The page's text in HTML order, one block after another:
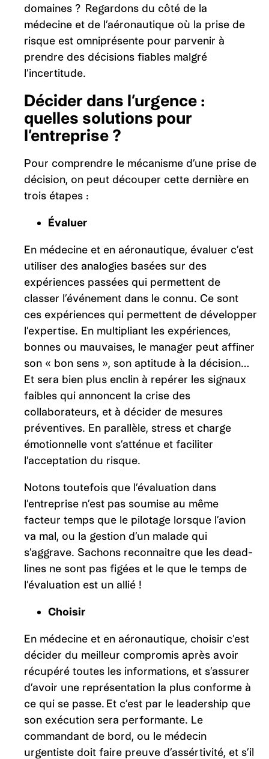
domaines ? Regardons du côté de la
médecine et de l’aéronautique où la prise de
risque est omniprésente pour parvenir à
prendre des décisions fiables malgré
l’incertitude.
Décider dans l’urgence :
quelles solutions pour
l’entreprise ?
Pour comprendre le mécanisme d’une prise de
décision, on peut découper cette dernière en
trois étapes :
Évaluer
En médecine et en aéronautique, évaluer c’est
utiliser des analogies basées sur des
expériences passées qui permettent de
classer l’événement dans le connu. Ce sont
ces expériences qui permettent de développer
l’expertise. En multipliant les expériences,
bonnes ou mauvaises, le manager peut affiner
son « bon sens », son aptitude à la décision…
Et sera bien plus enclin à repérer les signaux
faibles qui annoncent la crise des
collaborateurs, et à décider de mesures
préventives. En parallèle, stress et charge
émotionnelle vont s’atténue et faciliter
l’acceptation du risque.
Notons toutefois que l’évaluation dans
l’entreprise n’est pas soumise au même
facteur temps que le pilotage lorsque l’avion
va mal, ou la gestion d’un malade qui
s’aggrave. Sachons reconnaitre que les dead-
lines ne sont pas figées et le que le temps de
l’évaluation est un allié !
Choisir
En médecine et en aéronautique, choisir c’est
décider du meilleur compromis après avoir
récupéré toutes les informations, et s’assurer
d’avoir une représentation la plus conforme à
ce qui se passe. Et c’est par le leadership que
son exécution sera performante. Le
commandant de bord, ou le médecin
urgentiste doit faire preuve d’assértivité, et s’il